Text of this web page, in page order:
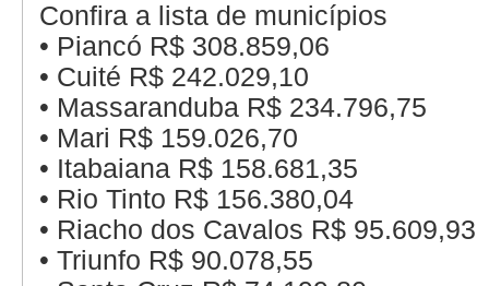
Confira a lista de municípios
• Piancó R$ 308.859,06
• Cuité R$ 242.029,10
• Massaranduba R$ 234.796,75
• Mari R$ 159.026,70
• Itabaiana R$ 158.681,35
• Rio Tinto R$ 156.380,04
• Riacho dos Cavalos R$ 95.609,93
• Triunfo R$ 90.078,55